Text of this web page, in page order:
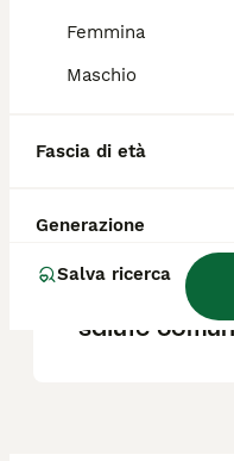
Femmina
Maschio
Fascia di età
Generazione
Salva ricerca
Landseer?
Quali sono
salute